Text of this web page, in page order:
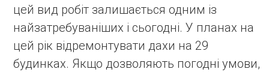
цей вид робіт залишається одним із
найзатребуваніших і сьогодні. У планах на
цей рік відремонтувати дахи на 29
будинках. Якщо дозволяють погодні умови,